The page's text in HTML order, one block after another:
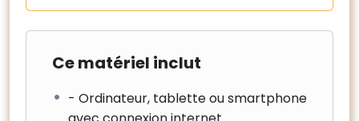
Ce matériel inclut
- Ordinateur, tablette ou smartphone